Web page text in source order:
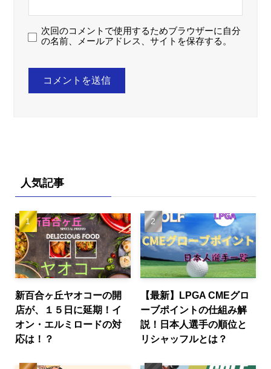
次回のコメントで使用するためブラウザーに自分
の名前、メールアドレス、サイトを保存する。
人気記事
新百合ヶ丘ヤオコーの開
店が、１５日に延期！イ
オン・エルミロードの対
応は！？
【最新】LPGA CMEグロ
ーブポイントの仕組み解
説！日本人選手の順位と
リシャッフルとは？